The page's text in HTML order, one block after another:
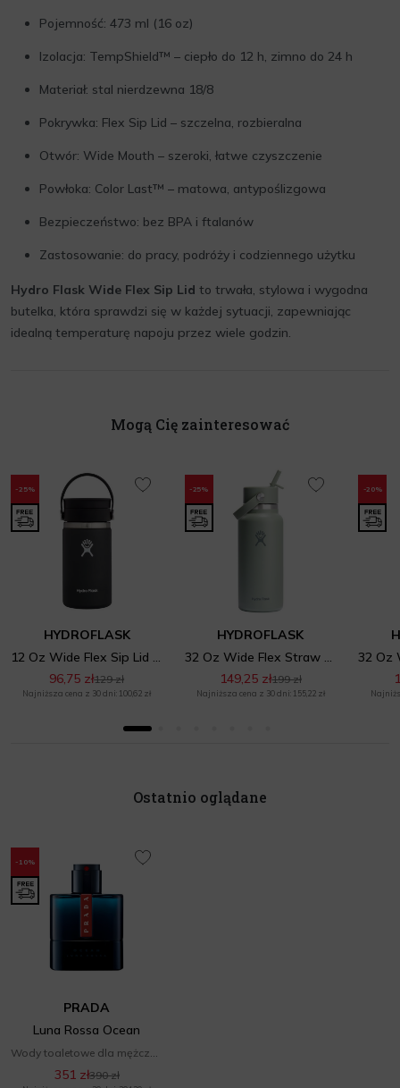
Pojemność: 473 ml (16 oz)
Izolacja: TempShield™ – ciepło do 12 h, zimno do 24 h
Materiał: stal nierdzewna 18/8
Pokrywka: Flex Sip Lid – szczelna, rozbieralna
Otwór: Wide Mouth – szeroki, łatwe czyszczenie
Powłoka: Color Last™ – matowa, antypoślizgowa
Bezpieczeństwo: bez BPA i ftalanów
Zastosowanie: do pracy, podróży i codziennego użytku
Hydro Flask Wide Flex Sip Lid to trwała, stylowa i wygodna
butelka, która sprawdzi się w każdej sytuacji, zapewniając
idealną temperaturę napoju przez wiele godzin.
Mogą Cię zainteresować
-25%
HYDROFLASK
12 Oz Wide Flex Sip Lid Black
96,75 zł129 zł
Najniższa cena z 30 dni: 100,62 zł
-25%
HYDROFLASK
32 Oz Wide Flex Straw Cap Agave
149,25 zł199 zł
Najniższa cena z 30 dni: 155,22 zł
-20%
Ostatnio oglądane
-10%
PRADA
Luna Rossa Ocean
351 zł390 zł